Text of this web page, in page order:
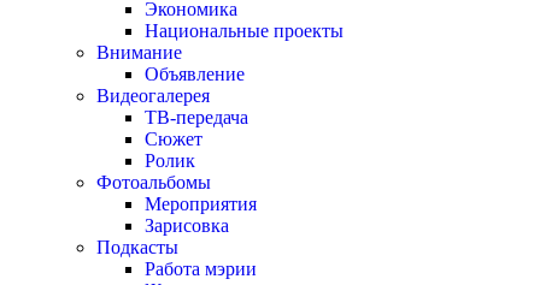
Экономика
Национальные проекты
Внимание
Объявление
Видеогалерея
ТВ-передача
Сюжет
Ролик
Фотоальбомы
Мероприятия
Зарисовка
Подкасты
Работа мэрии